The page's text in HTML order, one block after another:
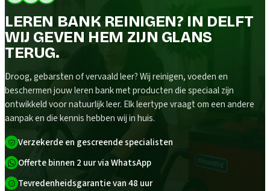
LEREN BANK REINIGEN? IN DELFT
WIJ GEVEN HEM ZIJN GLANS
TERUG.
Droog, gebarsten of vervaald leer? Wij reinigen, voeden en
beschermen jouw leren bank met producten die speciaal zijn
ontwikkeld voor natuurlijk leer. Elk leertype vraagt om een andere
aanpak en die kennis hebben wij in huis.
Verzekerde en gescreende specialisten
Offerte binnen 2 uur via WhatsApp
Tevredenheidsgarantie van 48 uur